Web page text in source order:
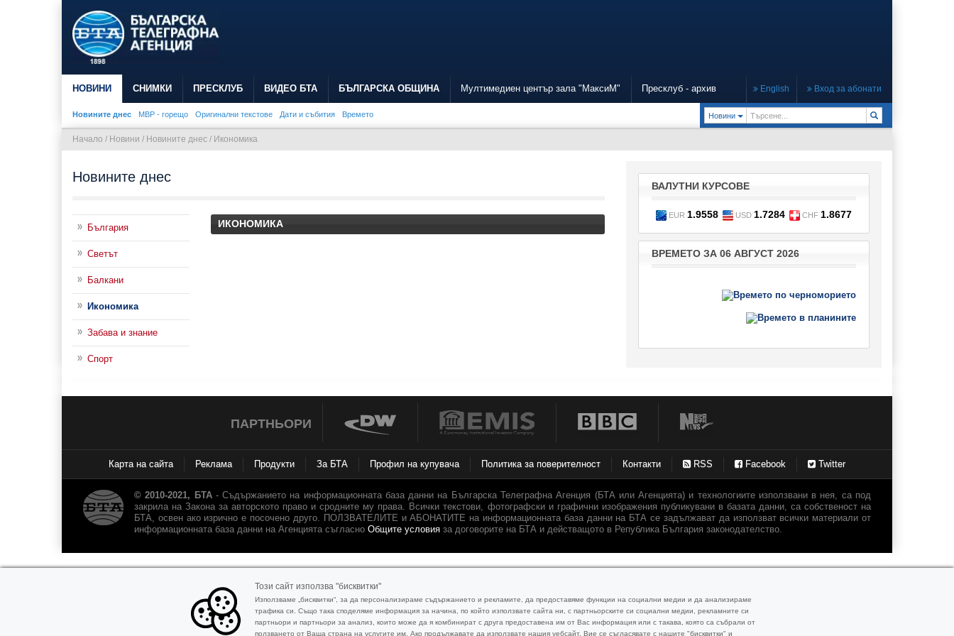
НОВИНИ СНИМКИ ПРЕСКЛУБ ВИДЕО БТА БЪЛГАРСКА ОБЩИНА Мултимедиен център зала "МаксиМ" Пресклуб - архив English Вход за абонати
Новините днес МВР - горещо Оригинални текстове Дати и събития Времето Новини Toggle Dropdown
Начало / Новини / Новините днес / Икономика
Новините днес
България
Светът
Балкани
Икономика
Забава и знание
Спорт
ИКОНОМИКА
ВАЛУТНИ КУРСОВЕ
EUR 1.9558 USD 1.7284 CHF 1.8677
ВРЕМЕТО ЗА 06 АВГУСТ 2026
ПАРТНЬОРИ
Карта на сайта Реклама Продукти За БТА Профил на купувача Политика за поверителност Контакти RSS Facebook Twitter
© 2010-2021, БТА- Съдържанието на информационната база данни на Българска Телеграфна Агенция (БТА или Агенцията) и технологиите използвани в нея, са под
закрила на Закона за авторското право и сродните му права. Всички текстови, фотографски и графични изображения публикувани в базата данни, са собственост на
БТА, освен ако изрично е посочено друго. ПОЛЗВАТЕЛИТЕ и АБОНАТИТЕ на информационната база данни на БТА се задължават да използват всички материали от
информационната база данни на Агенцията съгласно Общите условия за договорите на БТА и действащото в Република България законодателство.
Този сайт използва "бисквитки"
Използваме „бисквитки“, за да персонализираме съдържанието и рекламите, да предоставяме функции на социални медии и да анализираме
трафика си. Също така споделяме информация за начина, по който използвате сайта ни, с партньорските си социални медии, рекламните си
партньори и партньори за анализ, които може да я комбинират с друга предоставена им от Вас информация или с такава, която са събрали от
ползването от Ваша страна на услугите им. Ако продължавате да използвате нашия уебсайт, Вие се съгласявате с нашите "бисквитки" и